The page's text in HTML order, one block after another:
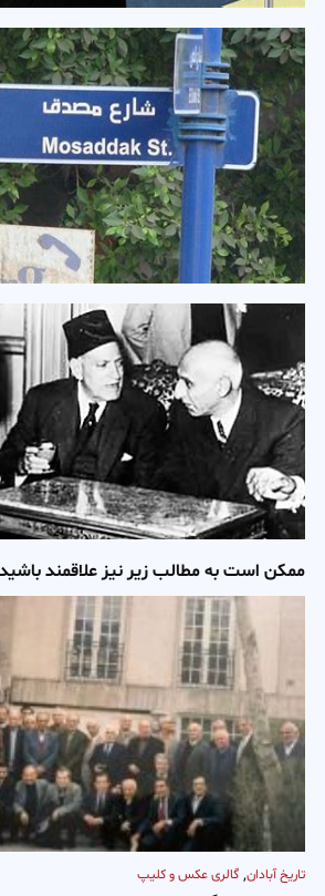
ممکن است به مطالب زیر نیز علاقمند باشید
تاریخ آبادان, گالری عکس و کلیپ